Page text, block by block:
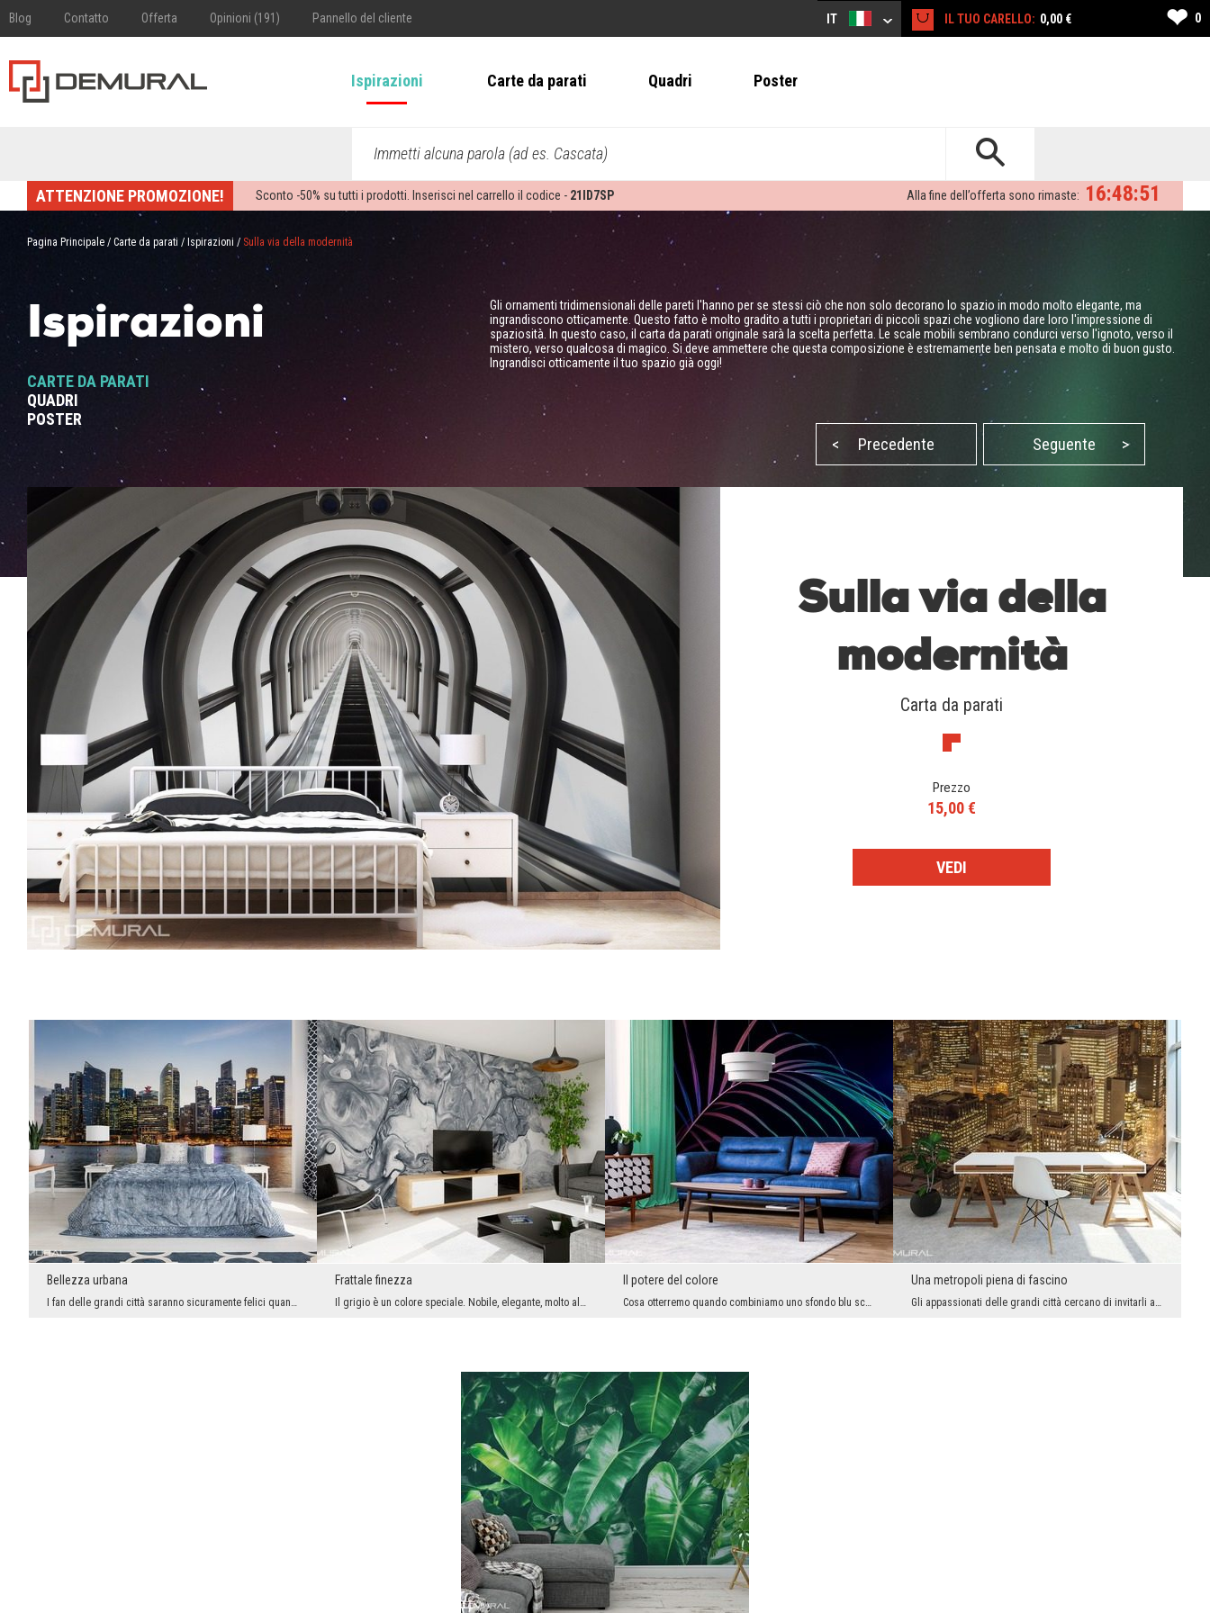
Blog Contatto Offerta Opinioni (191) Pannello del cliente IT IL TUO CARELLO: 0,00 € ❤ 0
Ispirazioni Carte da parati Quadri Poster
Immetti alcuna parola (ad es. Cascata)
ATTENZIONE PROMOZIONE! Sconto -50% su tutti i prodotti. Inserisci nel carrello il codice - 21ID7SP 16:48:50
Alla fine dell’offerta sono rimaste:
Pagina Principale / Carte da parati / Ispirazioni / Sulla via della modernità
Ispirazioni
CARTE DA PARATI
QUADRI
POSTER
Gli ornamenti tridimensionali delle pareti l'hanno per se stessi ciò che non solo decorano lo spazio in modo molto elegante, ma
ingrandiscono otticamente. Questo fatto è molto gradito a tutti i proprietari di piccoli spazi che vogliono dare loro l'impressione di
spaziosità. In questo caso, il carta da parati originale sarà la scelta perfetta. Le scale mobili sembrano condurci verso l'ignoto, verso il
mistero, verso qualcosa di magico. Si deve ammettere che questa composizione è estremamente ben pensata e molto di buon gusto.
Ingrandisci otticamente il tuo spazio già oggi!
< Precedente Seguente >
Sulla via della
modernità
Carta da parati
Prezzo
15,00 €
VEDI
Bellezza urbana
I fan delle grandi città saranno sicuramente felici quando vedranno questa insolita composizione....
Frattale finezza
Il grigio è un colore speciale. Nobile, elegante, molto alla moda. Non sorprende quindi che gli i...
Il potere del colore
Cosa otterremo quando combiniamo uno sfondo blu scuro e una grande dose di colori sotto forma di ...
Una metropoli piena di fascino
Gli appassionati delle grandi città cercano di invitarli alle loro quattro mura. Ed è molto posit...